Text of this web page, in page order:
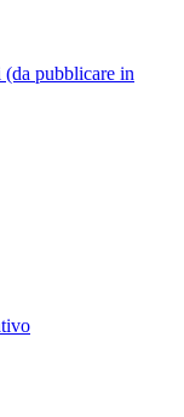
pubblicare in